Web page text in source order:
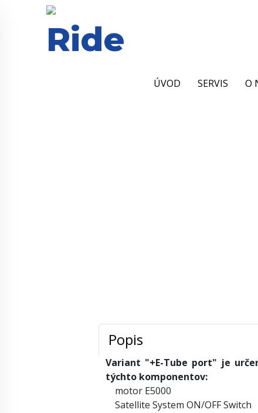
ÚVOD SERVIS O
Popis
Variant "+E-Tube port" je
týchto komponentov:
motor E5000
Satellite System ON/OFF Switch